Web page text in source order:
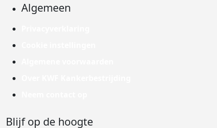
Algemeen
Blijf op de hoogte